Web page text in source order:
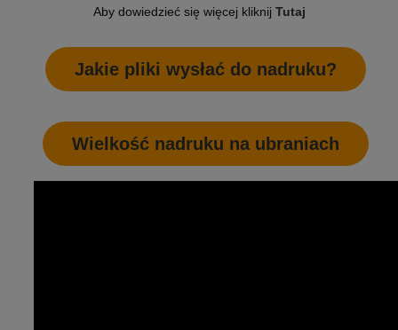
Aby dowiedzieć się więcej kliknij Tutaj
Jakie pliki wysłać do nadruku?
Wielkość nadruku na ubraniach